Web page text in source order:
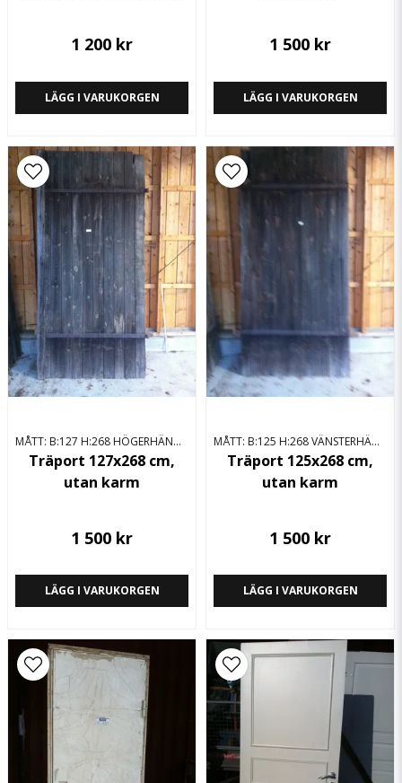
1 200 kr
LÄGG I VARUKORGEN
1 500 kr
LÄGG I VARUKORGEN
MÅTT: B:127 H:268 HÖGERHÄNGD
Träport 127x268 cm,
utan karm
1 500 kr
LÄGG I VARUKORGEN
MÅTT: B:125 H:268 VÄNSTERHÄNGD
Träport 125x268 cm,
utan karm
1 500 kr
LÄGG I VARUKORGEN